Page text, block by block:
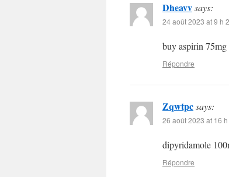
Dheavvsays:
24 août 2023 at 9 h
buy aspirin
Répondre
Zqwtpcsays:
26 août 2023 at 16
dipyridamole
Répondre